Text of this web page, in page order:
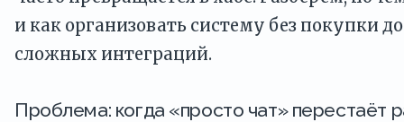
и как организовать систему без покупки
сложных интеграций.
Проблема: когда «просто чат» перестаёт